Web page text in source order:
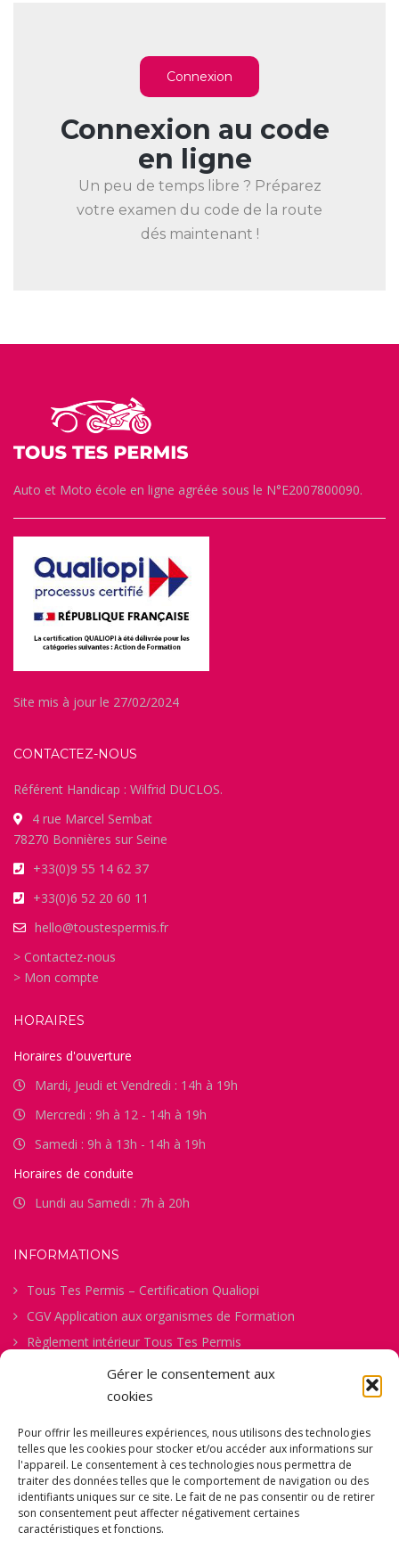
Gérer le consentement aux
cookies
Pour offrir les meilleures expériences, nous utilisons des technologies
telles que les cookies pour stocker et/ou accéder aux informations sur
l'appareil. Le consentement à ces technologies nous permettra de
traiter des données telles que le comportement de navigation ou des
identifiants uniques sur ce site. Le fait de ne pas consentir ou de retirer
son consentement peut affecter négativement certaines
caractéristiques et fonctions.
Connexion
Connexion au code
en ligne
Un peu de temps libre ? Préparez
votre examen du code de la route
dés maintenant !
Auto et Moto école en ligne agréée sous le N°E2007800090.
Site mis à jour le 27/02/2024
CONTACTEZ-NOUS
Référent Handicap : Wilfrid DUCLOS.
4 rue Marcel Sembat
78270 Bonnières sur Seine
+33(0)9 55 14 62 37
+33(0)6 52 20 60 11
hello@toustespermis.fr
> Contactez-nous
> Mon compte
HORAIRES
Horaires d'ouverture
Mardi, Jeudi et Vendredi : 14h à 19h
Mercredi : 9h à 12 - 14h à 19h
Samedi : 9h à 13h - 14h à 19h
Horaires de conduite
Lundi au Samedi : 7h à 20h
INFORMATIONS
Tous Tes Permis – Certification Qualiopi
CGV Application aux organismes de Formation
Règlement intérieur Tous Tes Permis
Procédure de gestion des abandons
Politique de confidentialité
Mentions Légales
Comment ça Marche
Fiche d’Évaluation Permis B
Fiche de Pré-inscription